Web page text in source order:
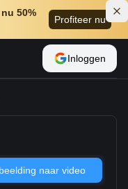
50%
Profiteer nu
Inloggen
naar video